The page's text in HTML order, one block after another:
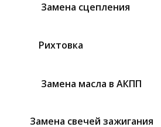
Замена сцепления
Рихтовка
Замена масла в АКПП
Замена свечей зажигания